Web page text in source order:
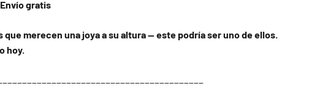
Envío gratis
que merecen una joya a su altura — este podría ser uno de ellos.
hoy.